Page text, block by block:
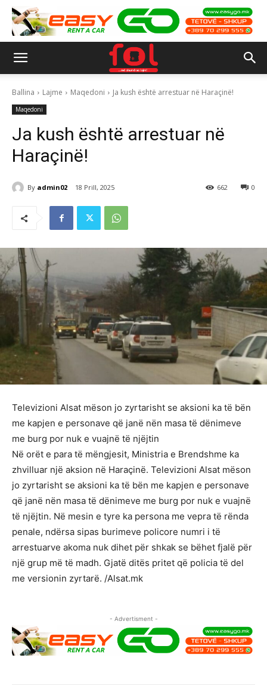
Ballina Lajme Maqedoni Ja kush është arrestuar në Haraçinë!
Maqedoni
Ja kush është arrestuar në
Haraçinë!
By admin02 18 Prill, 2025 0
662
Televizioni Alsat mëson jo zyrtarisht se aksioni ka të bën
me kapjen e personave që janë nën masa të dënimeve
me burg por nuk e vuajnë të njëjtin
Në orët e para të mëngjesit, Ministria e Brendshme ka
zhvilluar një aksion në Haraçinë. Televizioni Alsat mëson
jo zyrtarisht se aksioni ka të bën me kapjen e personave
që janë nën masa të dënimeve me burg por nuk e vuajnë
të njëjtin. Në mesin e tyre ka persona me vepra të rënda
penale, ndërsa sipas burimeve policore numri i të
arrestuarve akoma nuk dihet për shkak se bëhet fjalë për
një grup më të madh. Gjatë ditës pritet që policia të del
me versionin zyrtarë. /Alsat.mk
- Advertisment -